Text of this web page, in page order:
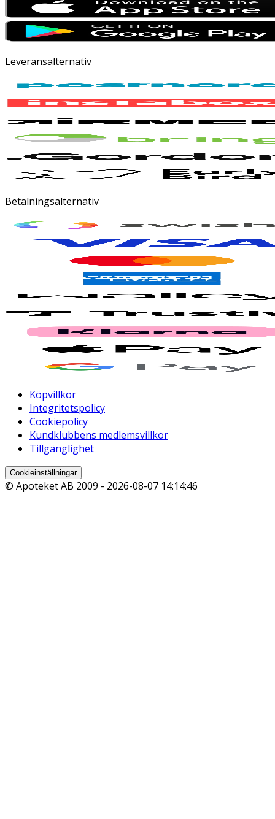
Leveransalternativ
Betalningsalternativ
Köpvillkor
Integritetspolicy
Cookiepolicy
Kundklubbens medlemsvillkor
Tillgänglighet
Cookieinställningar
© Apoteket AB 2009 - 2026-08-07 14:14:46